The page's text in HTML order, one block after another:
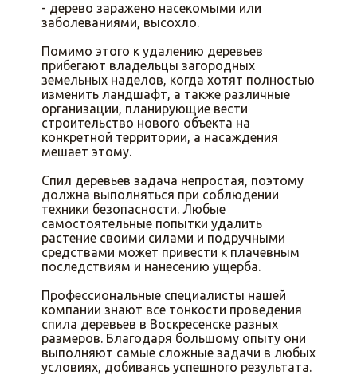
- дерево заражено насекомыми или
заболеваниями, высохло.
Помимо этого к удалению деревьев
прибегают владельцы загородных
земельных наделов, когда хотят полностью
изменить ландшафт, а также различные
организации, планирующие вести
строительство нового объекта на
конкретной территории, а насаждения
мешает этому.
Спил деревьев задача непростая, поэтому
должна выполняться при соблюдении
техники безопасности. Любые
самостоятельные попытки удалить
растение своими силами и подручными
средствами может привести к плачевным
последствиям и нанесению ущерба.
Профессиональные специалисты нашей
компании знают все тонкости проведения
спила деревьев в Воскресенске разных
размеров. Благодаря большому опыту они
выполняют самые сложные задачи в любых
условиях, добиваясь успешного результата.